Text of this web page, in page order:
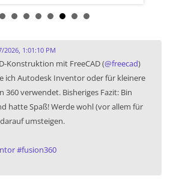
2026, 1:01:10 PM
Konstruktion mit FreeCAD (@freecad)
ich Autodesk Inventor oder für kleinere
360 verwendet. Bisheriges Fazit: Bin
hatte Spaß! Werde wohl (vor allem für
umsteigen.
#fusion360